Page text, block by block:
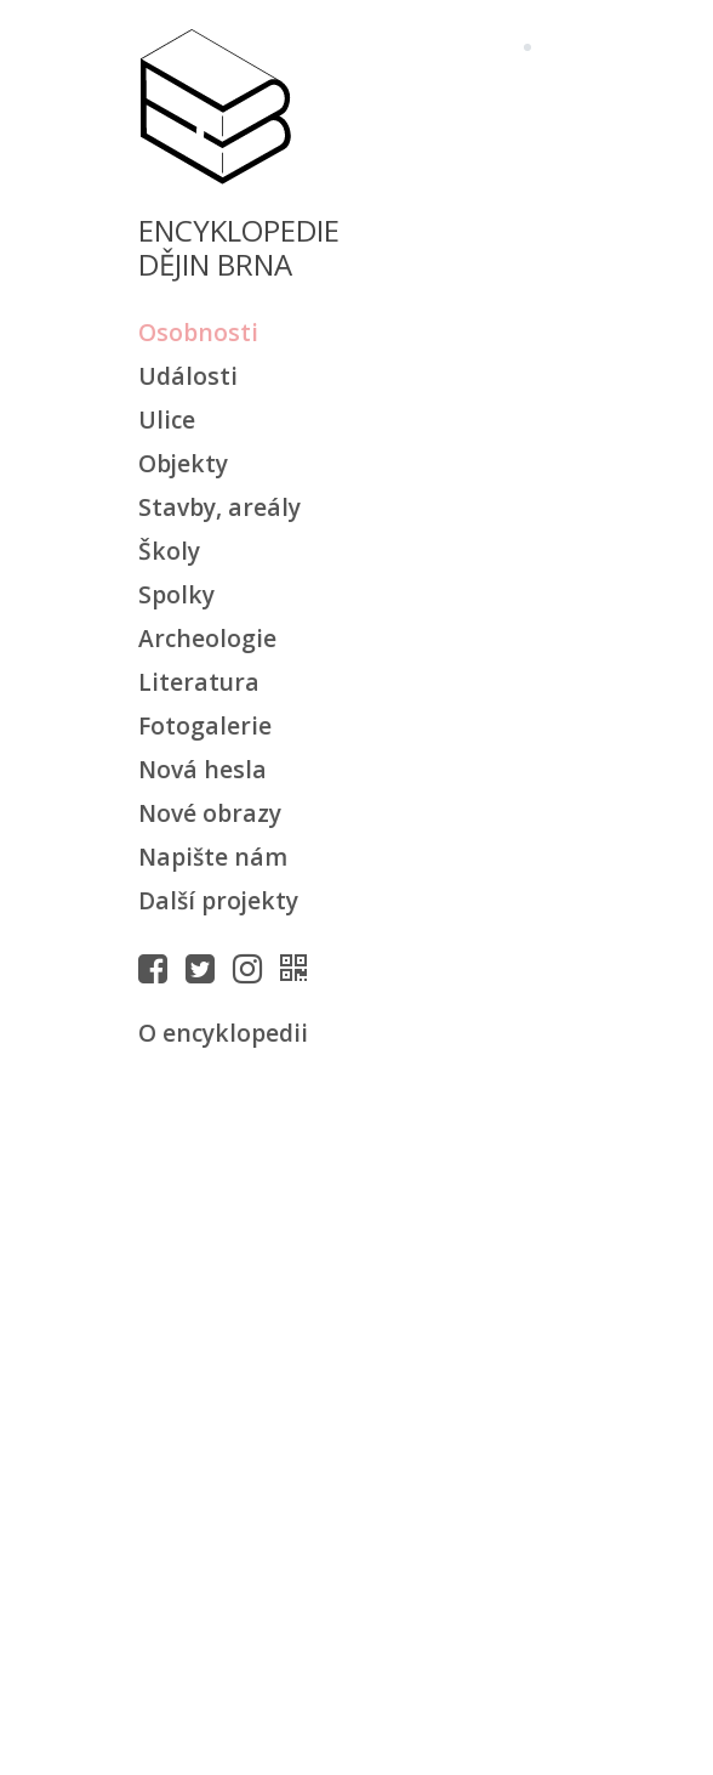
ENCYKLOPEDIE
DĚJIN BRNA
Osobnosti
Události
Ulice
Objekty
Stavby, areály
Školy
Spolky
Archeologie
Literatura
Fotogalerie
Nová hesla
Nové obrazy
Napište nám
Další projekty
O encyklopedii